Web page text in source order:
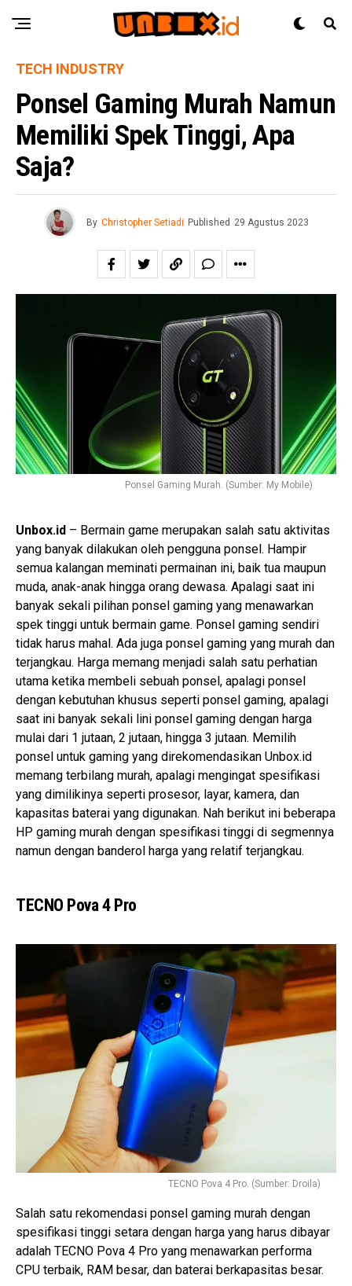
TECH INDUSTRY
Ponsel Gaming Murah Namun
Memiliki Spek Tinggi, Apa
Saja?
By Christopher Setiadi Published 29 Agustus 2023
Ponsel Gaming Murah. (Sumber: My Mobile)
Unbox.id – Bermain game merupakan salah satu aktivitas
yang banyak dilakukan oleh pengguna ponsel. Hampir
semua kalangan meminati permainan ini, baik tua maupun
muda, anak-anak hingga orang dewasa. Apalagi saat ini
banyak sekali pilihan ponsel gaming yang menawarkan
spek tinggi untuk bermain game. Ponsel gaming sendiri
tidak harus mahal. Ada juga ponsel gaming yang murah dan
terjangkau. Harga memang menjadi salah satu perhatian
utama ketika membeli sebuah ponsel, apalagi ponsel
dengan kebutuhan khusus seperti ponsel gaming, apalagi
saat ini banyak sekali lini ponsel gaming dengan harga
mulai dari 1 jutaan, 2 jutaan, hingga 3 jutaan. Memilih
ponsel untuk gaming yang direkomendasikan Unbox.id
memang terbilang murah, apalagi mengingat spesifikasi
yang dimilikinya seperti prosesor, layar, kamera, dan
kapasitas baterai yang digunakan. Nah berikut ini beberapa
HP gaming murah dengan spesifikasi tinggi di segmennya
namun dengan banderol harga yang relatif terjangkau.
TECNO Pova 4 Pro
TECNO Pova 4 Pro. (Sumber: Droila)
Salah satu rekomendasi ponsel gaming murah dengan
spesifikasi tinggi setara dengan harga yang harus dibayar
adalah TECNO Pova 4 Pro yang menawarkan performa
CPU terbaik, RAM besar, dan baterai berkapasitas besar.